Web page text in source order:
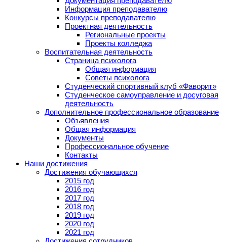
Информация преподавателю
Конкурсы преподавателю
Проектная деятельность
Региональные проекты
Проекты колледжа
Воспитательная деятельность
Страница психолога
Общая информация
Советы психолога
Студенческий спортивный клуб «Фаворит»
Студенческое самоуправление и досуговая
деятельность
Дополнительное профессиональное образование
Объявления
Общая информация
Документы
Профессиональное обучение
Контакты
Наши достижения
Достижения обучающихся
2015 год
2016 год
2017 год
2018 год
2019 год
2020 год
2021 год